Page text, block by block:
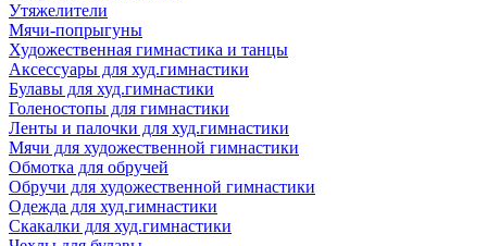
Утяжелители
Мячи-попрыгуны
Художественная гимнастика и танцы
Аксессуары для худ.гимнастики
Булавы для худ.гимнастики
Голеностопы для гимнастики
Ленты и палочки для худ.гимнастики
Мячи для художественной гимнастики
Обмотка для обручей
Обручи для художественной гимнастики
Одежда для худ.гимнастики
Скакалки для худ.гимнастики